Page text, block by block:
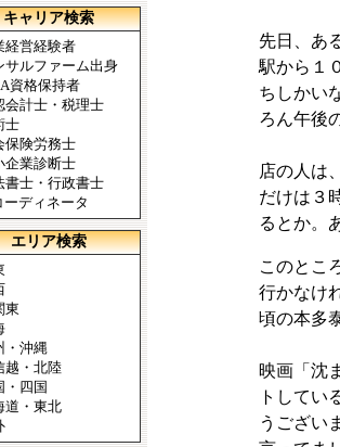
キャリア検索
経営経験者
サルファーム出身
資格保持者
会計士・税理士
士
保険労務士
企業診断士
書士・行政書士
ーディネータ
エリア検索
東
・沖縄
越・北陸
・四国
道・東北
先日、あ
駅から１
ちしかい
ろん午後
店の人は
だけは３
るとか。
このとこ
行かなけ
頃の本多
映画「沈
トしてい
うござい